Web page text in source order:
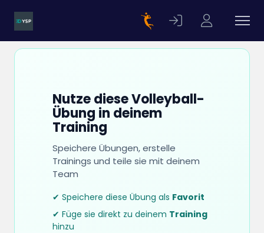
Nutze diese Volleyball-
Übung in deinem
Training
Speichere Übungen, erstelle
Trainings und teile sie mit deinem
Team
✔ Speichere diese Übung als Favorit
✔ Füge sie direkt zu deinem Training
hinzu